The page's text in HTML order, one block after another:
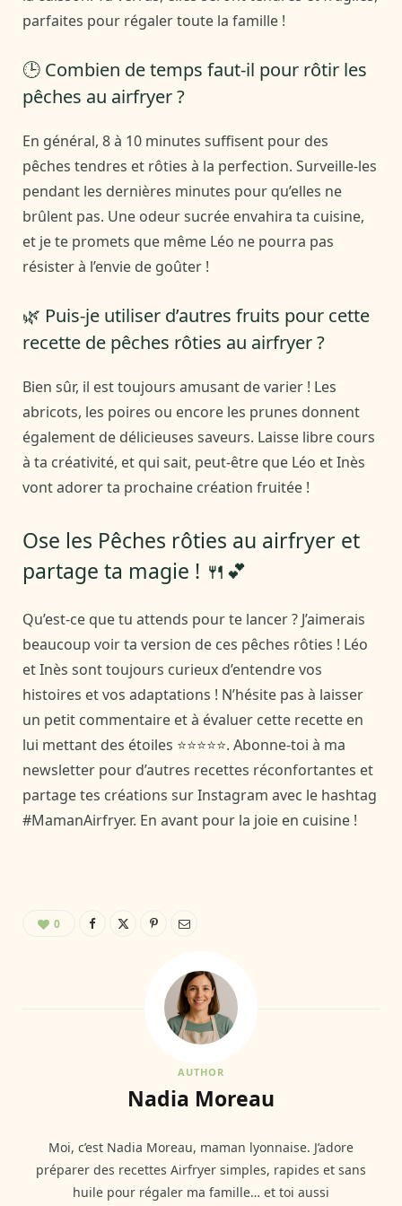
parfaites pour régaler toute la famille !
🕒 Combien de temps faut-il pour rôtir les
pêches au airfryer ?
En général, 8 à 10 minutes suffisent pour des
pêches tendres et rôties à la perfection. Surveille-les
pendant les dernières minutes pour qu’elles ne
brûlent pas. Une odeur sucrée envahira ta cuisine,
et je te promets que même Léo ne pourra pas
résister à l’envie de goûter !
🌿 Puis-je utiliser d’autres fruits pour cette
recette de pêches rôties au airfryer ?
Bien sûr, il est toujours amusant de varier ! Les
abricots, les poires ou encore les prunes donnent
également de délicieuses saveurs. Laisse libre cours
à ta créativité, et qui sait, peut-être que Léo et Inès
vont adorer ta prochaine création fruitée !
Ose les Pêches rôties au airfryer et
partage ta magie ! 🍴💕
Qu’est-ce que tu attends pour te lancer ? J’aimerais
beaucoup voir ta version de ces pêches rôties ! Léo
et Inès sont toujours curieux d’entendre vos
histoires et vos adaptations ! N’hésite pas à laisser
un petit commentaire et à évaluer cette recette en
lui mettant des étoiles ⭐⭐⭐⭐⭐. Abonne-toi à ma
newsletter pour d’autres recettes réconfortantes et
partage tes créations sur Instagram avec le hashtag
#MamanAirfryer. En avant pour la joie en cuisine !
0
AUTHOR
Nadia Moreau
Moi, c’est Nadia Moreau, maman lyonnaise. J’adore
préparer des recettes Airfryer simples, rapides et sans
huile pour régaler ma famille… et toi aussi